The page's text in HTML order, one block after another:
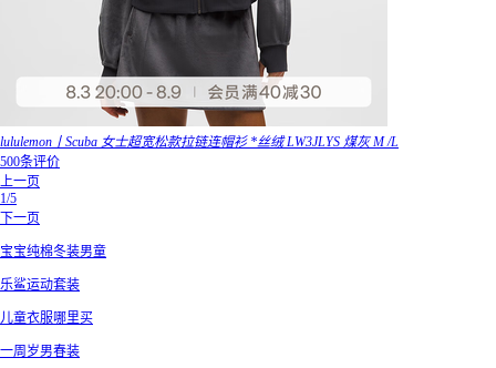
lululemon丨Scuba 女士超宽松款拉链连帽衫 *丝绒 LW3JLYS 煤灰 M /L
500条评价
上一页
1/5
下一页
宝宝纯棉冬装男童
乐鲨运动套装
儿童衣服哪里买
一周岁男春装